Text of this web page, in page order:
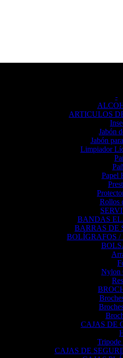
-
ARTICULOS
Jabón
Jabón
Limpiador
Papel
Rollos
BANDAS
BARRAS DE
BOLÍGRAFOS /
Nylon
CAJAS DE
Tripode
CAJAS DE